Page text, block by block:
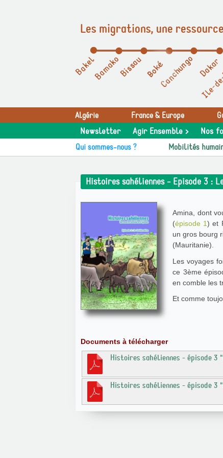
Les migrations, une
Algérie France & Europe
Newsletter Agir Ensemble > Nos
Qui sommes-nous ? Mobilités
Histoires sahéliennes - Episode 3 :
Amina, dont
(épisode 1) et
un gros bourg
(Mauritanie).
Les voyages
ce 3ème
en comble les
Et comme
Documents à télécharger
Histoires sahéliennes - épisode 3
Histoires sahéliennes - épisode 3